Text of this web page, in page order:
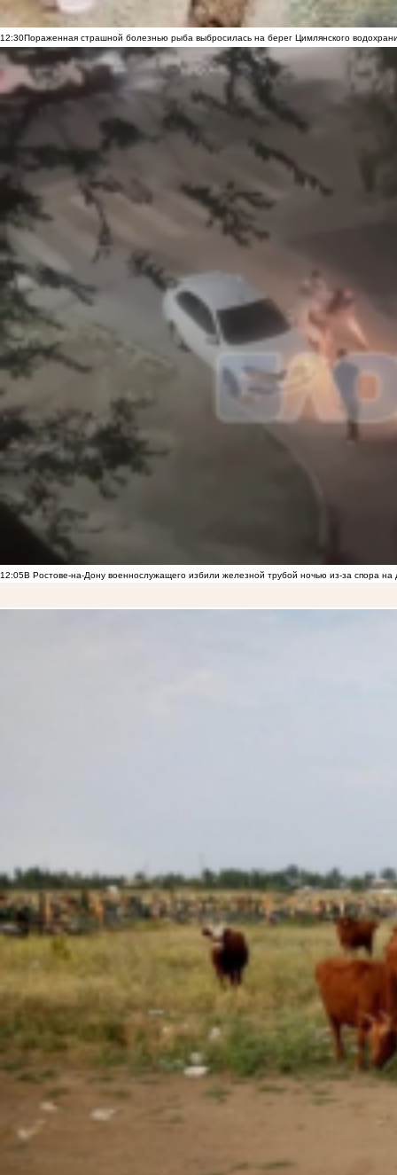
12:30Пораженная страшной болезнью рыба выбросилась на берег Цимлянского
12:05В Ростове-на-Дону военнослужащего избили железной трубой ночью из-за спора на